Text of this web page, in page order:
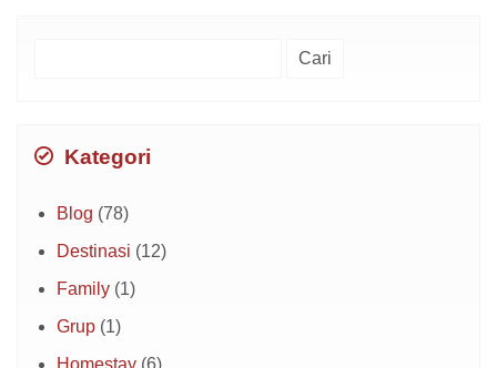
Kategori
Blog (78)
Destinasi (12)
Family (1)
Grup (1)
Homestay (6)